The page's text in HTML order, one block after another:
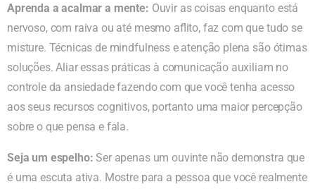
Aprenda a acalmar a mente: Ouvir as coisas enquanto está
nervoso, com raiva ou até mesmo aflito, faz com que tudo se
misture. Técnicas de mindfulness e atenção plena são ótimas
soluções. Aliar essas práticas à comunicação auxiliam no
controle da ansiedade fazendo com que você tenha acesso
aos seus recursos cognitivos, portanto uma maior percepção
sobre o que pensa e fala.
Seja um espelho:Ser apenas um ouvinte não demonstra que
é uma escuta ativa. Mostre para a pessoa que você realmente